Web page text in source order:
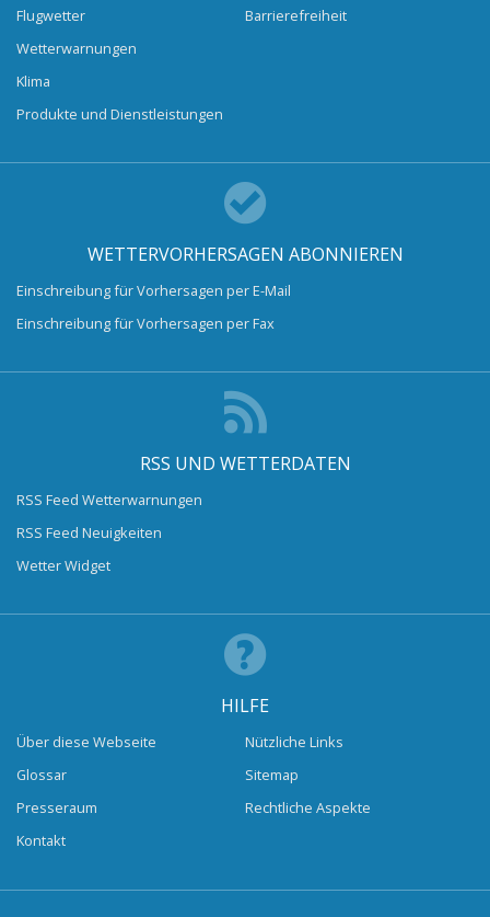
Flugwetter
Wetterwarnungen
Klima
Produkte und Dienstleistungen
Barrierefreiheit
WETTERVORHERSAGEN ABONNIEREN
Einschreibung für Vorhersagen per E-Mail
Einschreibung für Vorhersagen per Fax
RSS UND WETTERDATEN
RSS Feed Wetterwarnungen
RSS Feed Neuigkeiten
Wetter Widget
HILFE
Über diese Webseite
Glossar
Presseraum
Kontakt
Nützliche Links
Sitemap
Rechtliche Aspekte